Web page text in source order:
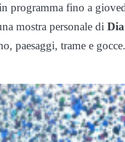
fino a
mostra personale di
paesaggi, trame e